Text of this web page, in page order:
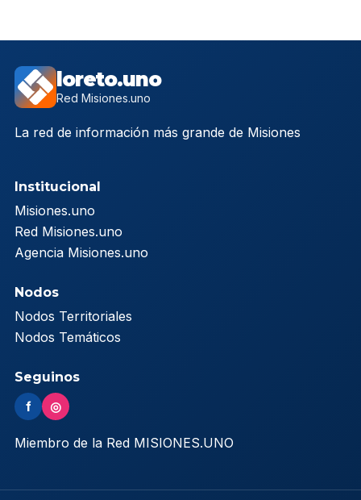
loreto.uno
Red Misiones.uno
La red de información más grande de Misiones
Institucional
Misiones.uno
Red Misiones.uno
Agencia Misiones.uno
Nodos
Nodos Territoriales
Nodos Temáticos
Seguinos
f ◎
Miembro de la Red MISIONES.UNO